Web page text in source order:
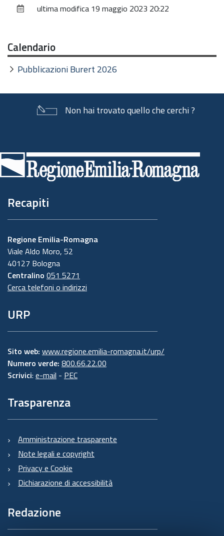
documentoultima modifica 19 maggio 2023 20:22
Calendario
Pubblicazioni Burert 2026
Non hai trovato quello che cerchi ?
di
pagina
Recapiti
Regione Emilia-Romagna
Viale Aldo Moro, 52
40127 Bologna
Centralino 051 5271
Cerca telefoni o indirizzi
URP
Sito web: www.regione.emilia-romagna.it/urp/
Numero verde: 800.66.22.00
Scrivici: e-mail - PEC
Trasparenza
Amministrazione trasparente
Note legali e copyright
Privacy e Cookie
Dichiarazione di accessibilità
Redazione